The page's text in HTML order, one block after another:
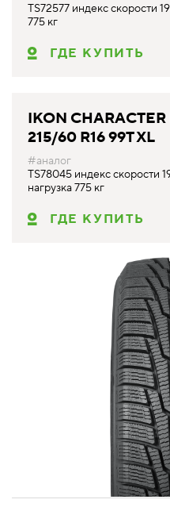
TS72577 индекс скорости
775 кг
ГДЕ КУПИТЬ
IKON CHARACTER
215/60 R16 99T XL
#аналог
TS78045 индекс скорости
нагрузка 775 кг
ГДЕ КУПИТЬ